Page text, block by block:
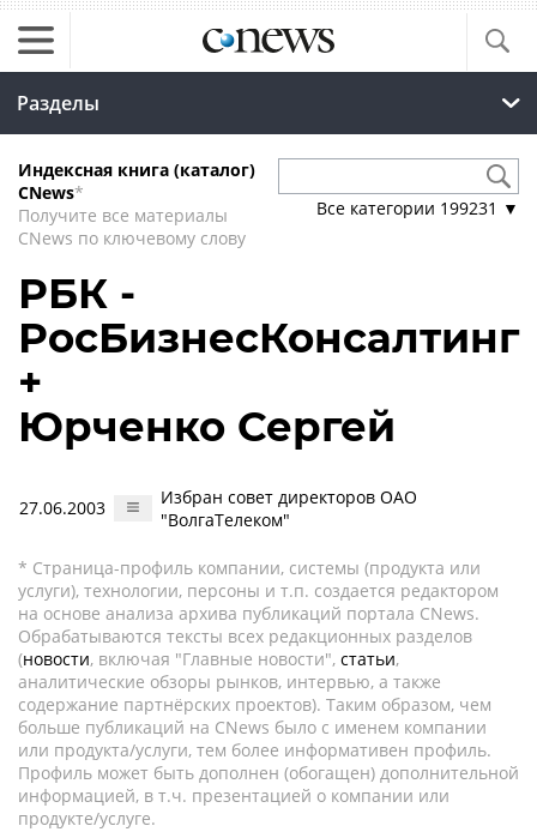
Разделы
Индексная книга (каталог)
CNews*
Получите все материалы
CNews по ключевому слову
Все категории 199231 ▼
РБК -
РосБизнесКонсалтинг
+
Юрченко Сергей
27.06.2003
Избран совет директоров ОАО
"ВолгаТелеком"
* Страница-профиль компании, системы (продукта или
услуги), технологии, персоны и т.п. создается редактором
на основе анализа архива публикаций портала CNews.
Обрабатываются тексты всех редакционных разделов
(новости, включая "Главные новости", статьи,
аналитические обзоры рынков, интервью, а также
содержание партнёрских проектов). Таким образом, чем
больше публикаций на CNews было с именем компании
или продукта/услуги, тем более информативен профиль.
Профиль может быть дополнен (обогащен) дополнительной
информацией, в т.ч. презентацией о компании или
продукте/услуге.